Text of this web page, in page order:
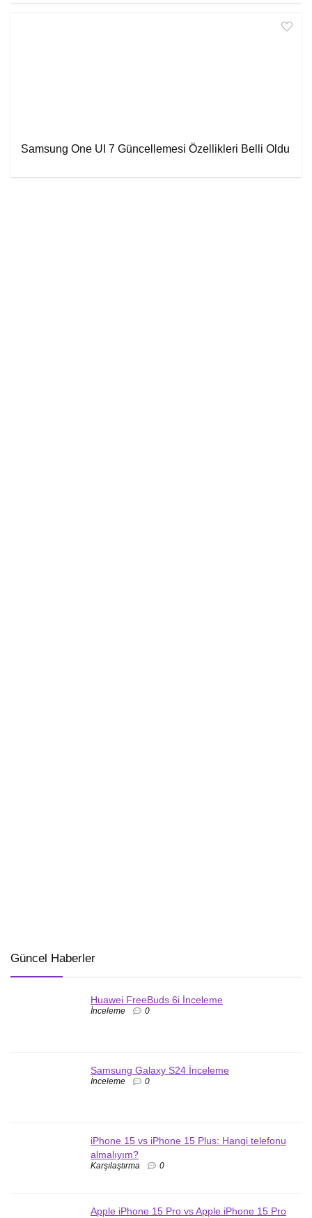
Samsung One UI 7 Güncellemesi Özellikleri Belli Oldu
Güncel Haberler
Huawei FreeBuds 6i İnceleme
İnceleme 0
Samsung Galaxy S24 İnceleme
İnceleme 0
iPhone 15 vs iPhone 15 Plus: Hangi telefonu
almalıyım?
Karşılaştırma 0
Apple iPhone 15 Pro vs Apple iPhone 15 Pro